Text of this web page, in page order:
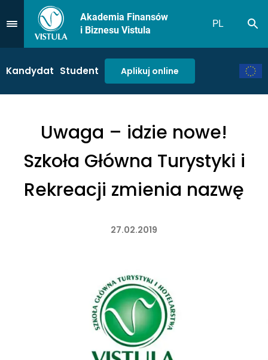
Przejdź do Menu
Akademia Finansów
i Biznesu Vistula
PL
Kandydat Student Aplikuj online
Uwaga – idzie nowe!
Szkoła Główna Turystyki i
Rekreacji zmienia nazwę
27.02.2019